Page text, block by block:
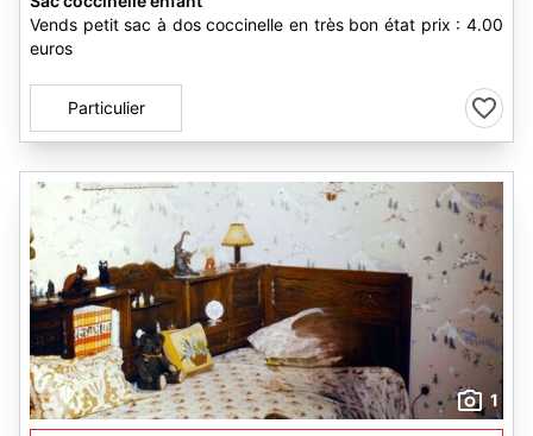
Vends petit sac à dos coccinelle en très bon état prix : 4.00
euros
Particulier
1